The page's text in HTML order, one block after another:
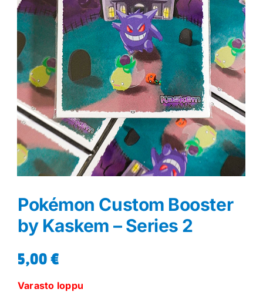
Rip & Ship
Greidauspalvelu
Pokémon Custom Booster
by Kaskem – Series 2
5,00€
Varasto loppu